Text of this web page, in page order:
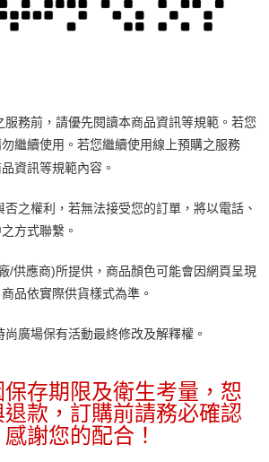
號或使用他人資訊註冊。若發現惡意使用之情形，
有權停止該用戶之使用額度並採取法律行動。
務前，請優先閱讀本商品資訊等規範。 若您
繼續使用。 若您繼續使用線上預購之服務
資訊等規範內容。
之權利，若無法接受您的訂單，將以電話、
方式聯繫。
/供應商)所提供，商品顏色可能會因網頁呈現
品依實際供貨樣式為準。
廣場保有活動最終修改及解釋權。
存期限及衛生考量，恕
款，訂購前請務必確認
謝您的配合！